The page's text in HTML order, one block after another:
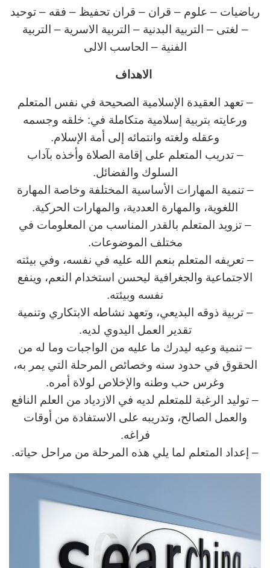
رياضيات – علوم – قران – قران تحفيظ – فقه – توحيد
– لغتى – التربية البدنية – التربية الاسرية – التربية
الفنية – الحاسب الالى
الاهداف
– تعهد العقيدة الإسلامية الصحيحة في نفس المتعلم
ورعايته بتربية إسلامية متكاملة في: خلقه وجسمه
وعقله ولغته وانتمائه إلى أمة الإسلام.
– تدريب المتعلم على إقامة الصلاة وأخذه بآداب
السلوك والفضائل.
– تنمية المهارات الأساسية المختلفة وخاصة المهارة
اللغوية، والمهارة العددية، والمهارات الحركية.
– تزويد المتعلم بالقدر المناسب من المعلومات في
مختلف الموضوعات.
– تعريفه المتعلم بنعم الله عليه في نفسه، وفي بيئته
الاجتماعية والجغرافية ليحسن استخدام النعم، وينفع
نفسه وبيئته.
– تربية ذوقه البديعي، وتعهد نشاطه الابتكاري وتنمية
تقدير العمل اليدوي لديه.
– تنمية وعيه ليدرك ما عليه من الواجبات وما له من
الحقوق في حدود سنه وخصائص المرحلة التي يمر به،
وغرس حب وطنه والإخلاص لولاة أمره.
– توليد الرغبة للمتعلم لديه في الازدياد من العلم النافع
والعمل الصالح، وتدريبه على الاستفادة من أوقات
فراغه.
– إعداد المتعلم لما يلي هذه المرحلة من مراحل حياته.